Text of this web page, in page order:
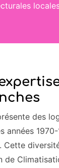
des
années
Cette
de